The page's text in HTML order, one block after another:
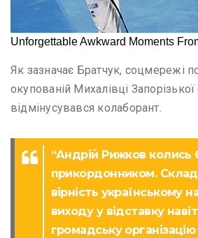
Як зазначає Братчук, соцмережі
окупованій Михалівці Запорізької
відмінусувався колаборант.
“Андрій Рижков колись
прикордонником.
вірність українському
виходу у відставку
громадську